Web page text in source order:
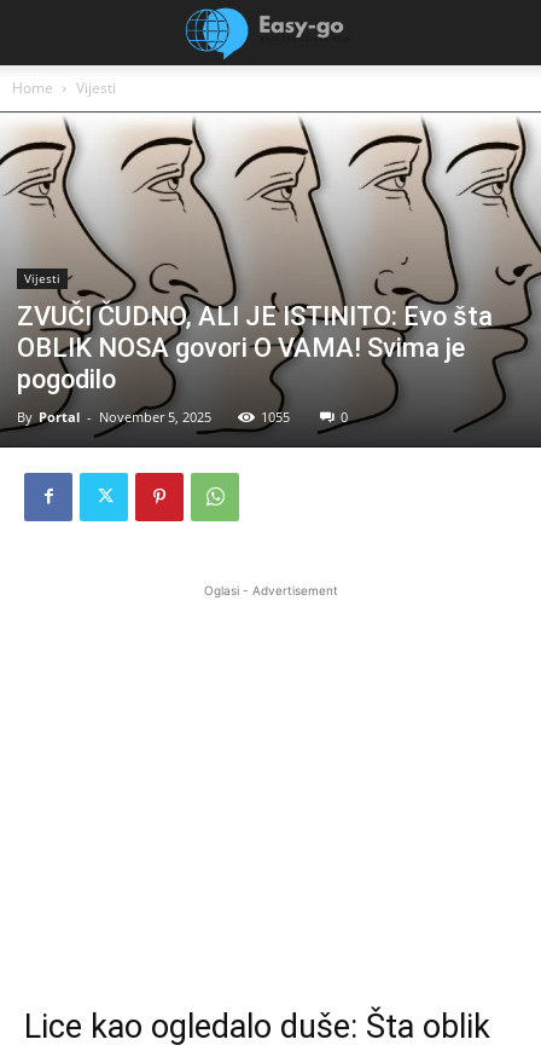
Home Vijesti
Vijesti
ZVUČI ČUDNO, ALI JE ISTINITO: Evo šta
OBLIK NOSA govori O VAMA! Svima je
pogodilo
By Portal - November 5, 2025 1055 0
Oglasi - Advertisement
Lice kao ogledalo duše: Šta oblik